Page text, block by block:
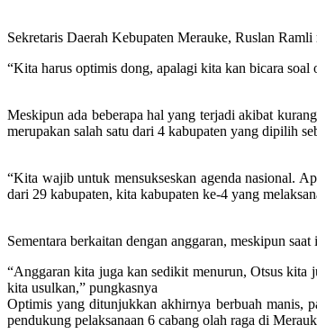
Sekretaris Daerah Kebupaten Merauke, Ruslan
“Kita harus optimis dong, apalagi kita kan bicara
Meskipun ada beberapa hal yang terjadi akibat
merupakan salah satu dari 4 kabupaten yang dipilih
“Kita wajib untuk mensukseskan agenda nasional.
dari 29 kabupaten, kita kabupaten ke-4 yang
Sementara berkaitan dengan anggaran, meskipun
“Anggaran kita juga kan sedikit menurun, Otsus
kita usulkan,” pungkasnya
Optimis yang ditunjukkan akhirnya berbuah manis,
pendukung pelaksanaan 6 cabang olah raga di